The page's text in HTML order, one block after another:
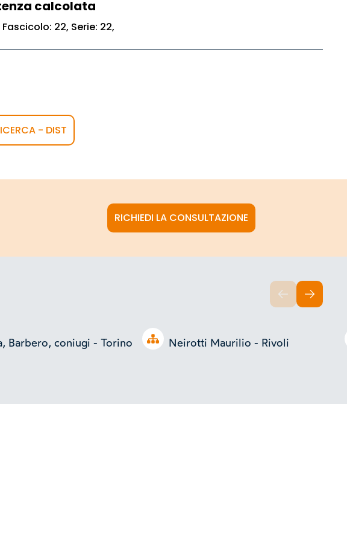
calcolata
Fascicolo: 22, Serie: 22,
- DIST
RICHIEDI LA CONSULTAZIONE
Open tree
Barbero, coniugi - Torino Neirotti Maurilio - Rivoli
INDIETROAVANTI